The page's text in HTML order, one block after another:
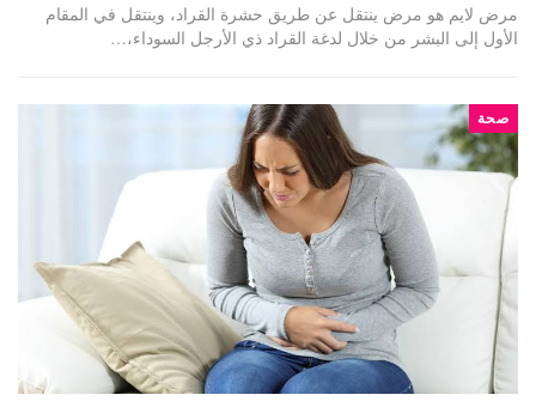
مرض لايم هو مرض ينتقل عن طريق حشرة القراد، وينتقل في المقام
الأول إلى البشر من خلال لدغة القراد ذي الأرجل السوداء،…
صحة